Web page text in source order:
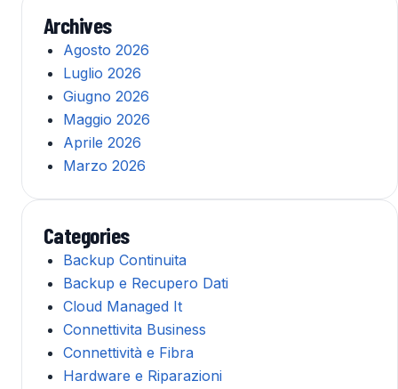
Archives
Agosto 2026
Luglio 2026
Giugno 2026
Maggio 2026
Aprile 2026
Marzo 2026
Categories
Backup Continuita
Backup e Recupero Dati
Cloud Managed It
Connettivita Business
Connettività e Fibra
Hardware e Riparazioni